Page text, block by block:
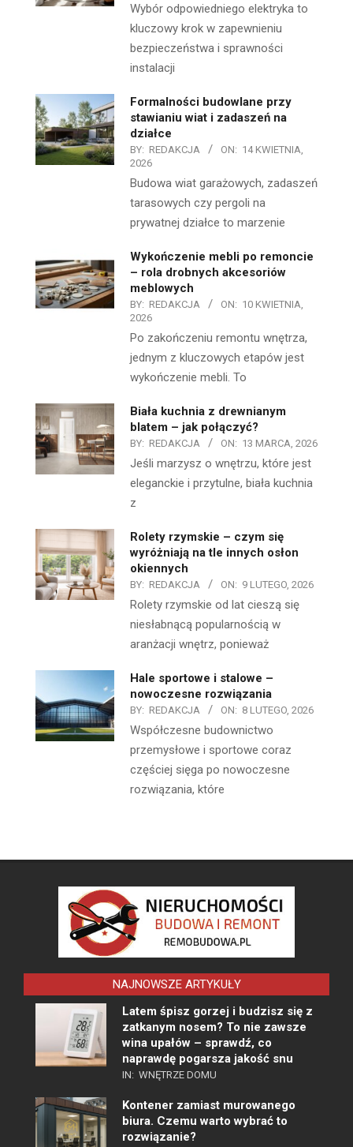
Wybór odpowiedniego elektryka to
kluczowy krok w zapewnieniu
bezpieczeństwa i sprawności
instalacji
Formalności budowlane przy
stawianiu wiat i zadaszeń na
działce
BY: REDAKCJA ON: 14 KWIETNIA,
2026
Budowa wiat garażowych, zadaszeń
tarasowych czy pergoli na
prywatnej działce to marzenie
Wykończenie mebli po remoncie
– rola drobnych akcesoriów
meblowych
BY: REDAKCJA ON: 10 KWIETNIA,
2026
Po zakończeniu remontu wnętrza,
jednym z kluczowych etapów jest
wykończenie mebli. To
Biała kuchnia z drewnianym
blatem – jak połączyć?
BY: REDAKCJA ON: 13 MARCA, 2026
Jeśli marzysz o wnętrzu, które jest
eleganckie i przytulne, biała kuchnia
z
Rolety rzymskie – czym się
wyróżniają na tle innych osłon
okiennych
BY: REDAKCJA ON: 9 LUTEGO, 2026
Rolety rzymskie od lat cieszą się
niesłabnącą popularnością w
aranżacji wnętrz, ponieważ
Hale sportowe i stalowe –
nowoczesne rozwiązania
BY: REDAKCJA ON: 8 LUTEGO, 2026
Współczesne budownictwo
przemysłowe i sportowe coraz
częściej sięga po nowoczesne
rozwiązania, które
NAJNOWSZE ARTYKUŁY
Latem śpisz gorzej i budzisz się z
zatkanym nosem? To nie zawsze
wina upałów – sprawdź, co
naprawdę pogarsza jakość snu
IN: WNĘTRZE DOMU
Kontener zamiast murowanego
biura. Czemu warto wybrać to
rozwiązanie?